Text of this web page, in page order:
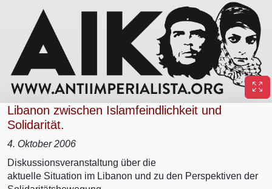
Libanon zwischen Islamfeindlichkeit und
Solidarität.
4. Oktober 2006
Diskussionsveranstaltung über die
aktuelle Situation im Libanon und zu den Perspektiven der